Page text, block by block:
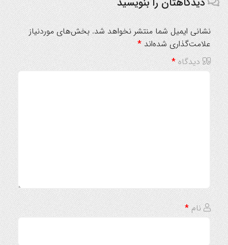
نشانی ایمیل شما منتشر نخواهد شد. بخش‌های موردنیاز
علامت‌گذاری شده‌اند*
دیدگاه*
نام*